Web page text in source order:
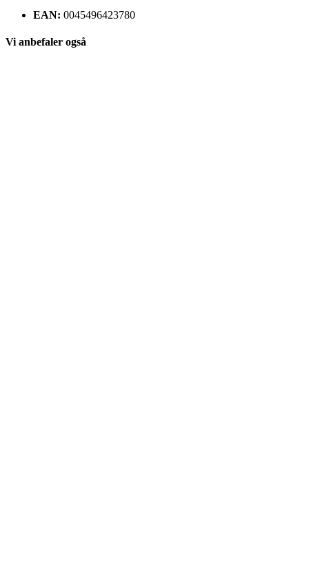
EAN: 0045496423780
Vi anbefaler også